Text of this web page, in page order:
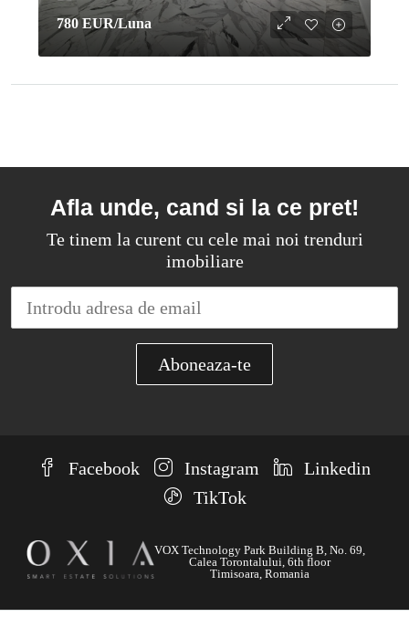
780 EUR/Luna
Afla unde, cand si la ce pret!
Te tinem la curent cu cele mai noi trenduri
imobiliare
Facebook Instagram
Linkedin
TikTok
VOX Technology Park Building B, No. 69,
Calea Torontalului, 6th floor
Timisoara, Romania